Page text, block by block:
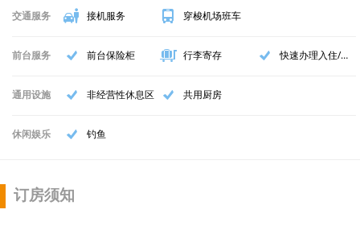
交通服务 接机服务 穿梭机场班车
前台服务 前台保险柜 行李寄存 快速办理入住/退房手续
通用设施 非经营性休息区 共用厨房
休闲娱乐 钓鱼
订房须知